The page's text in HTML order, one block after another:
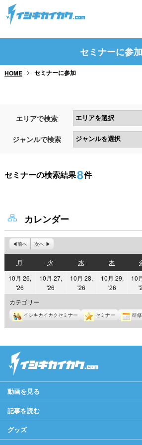
トップページ
研修・ツアーに参加
セミナーに参加
HOME セミナーに参加
エリアで検索
ジャンルで検索
セミナーの検索結果8件
カレンダー
前へ 次へ
月
曜
日
火
曜
日
水水
曜
日
木
曜
日
10月 26,
'26
年
10
月
26
10月 27,
'26
10
月
27
10月 28,
'26
10
月
28
10月 29,
'262026
10
月
29
10
カテゴリー
イシキカイカクセミナー セミナー 研
動画を見る
記事を読む
グッズ